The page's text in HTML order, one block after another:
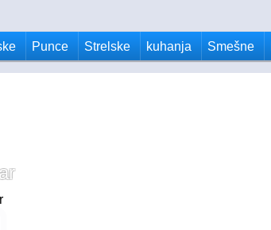
Punce Strelske kuhanja Smešne